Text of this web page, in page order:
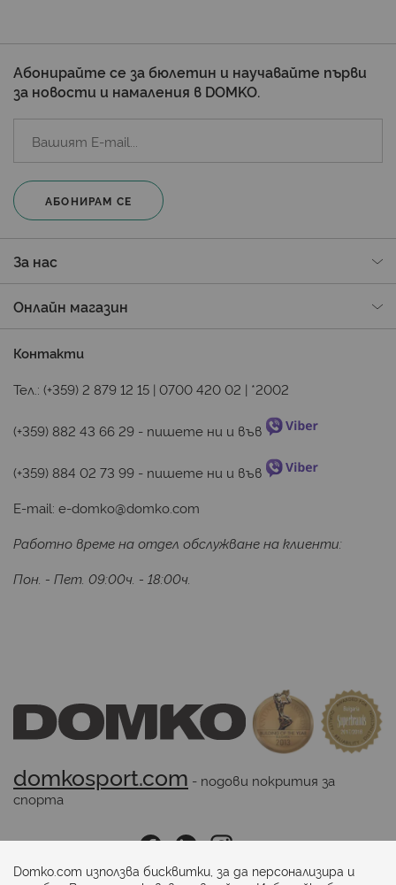
Абонирайте се за бюлетин и научавайте първи
за новости и намаления в DOMKO.
АБОНИРАМ СЕ
За нас
Онлайн магазин
Контакти
Тел.: (+359) 2 879 12 15 | 0700 420 02 | *2002
(+359) 882 43 66 29 - пишете ни и във
(+359) 884 02 73 99 - пишете ни и във
E-mail: e-domko@domko.com
Работно време на отдел обслужване на клиенти:
Пон. - Пет. 09:00ч. - 18:00ч.
domkosport.com - подови покрития за
спорта
Последвайте ни:
Domko.com използва бисквитки, за да персонализира и